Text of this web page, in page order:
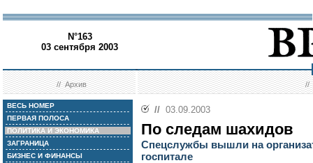
N°163
03 сентября 2003
//Архив //
ВЕСЬ НОМЕР
ПЕРВАЯ ПОЛОСА
ПОЛИТИКА И ЭКОНОМИКА
ЗАГРАНИЦА
БИЗНЕС И ФИНАНСЫ
// 03.09.2003
По следам шахидов
Спецслужбы вышли на
госпитале